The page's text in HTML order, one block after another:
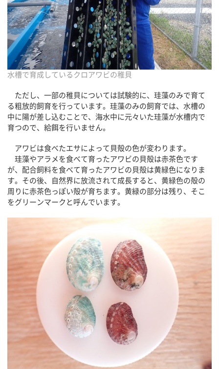
水槽で育成しているクロアワビの稚貝
ただし、一部の稚貝については試験的に、珪藻のみで育て
る粗放的飼育を行っています。珪藻のみの飼育では、水槽の
中に陽が差し込むことで、海水中に元々いた珪藻が水槽内で
育つので、給餌を行いません。
アワビは食べたエサによって貝殻の色が変わります。
珪藻やアラメを食べて育ったアワビの貝殻は赤茶色です
が、配合飼料を食べて育ったアワビの貝殻は黄緑色になりま
す。その後、自然界に放流されて成長すると、黄緑色の殻の
周りに赤茶色っぽい殻が育ちます。黄緑の部分は残り、そこ
をグリーンマークと呼んでいます。